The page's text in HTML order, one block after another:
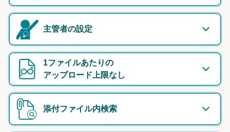
主管者の設定
1ファイルあたりの
アップロード上限なし
添付ファイル内検索